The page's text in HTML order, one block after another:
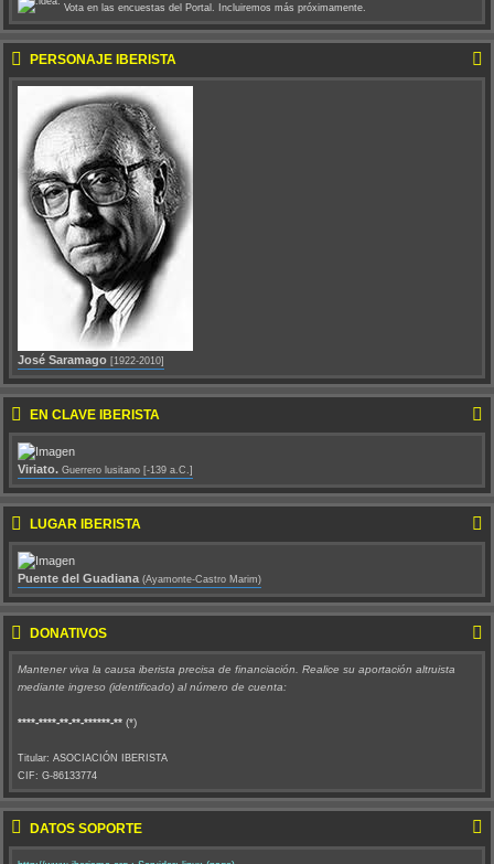
Vota en las encuestas del Portal. Incluiremos más próximamente.
PERSONAJE IBERISTA
José Saramago [1922-2010]
EN CLAVE IBERISTA
Viriato. Guerrero lusitano [-139 a.C.]
LUGAR IBERISTA
Puente del Guadiana (Ayamonte-Castro Marim)
DONATIVOS
Mantener viva la causa iberista precisa de financiación. Realice su aportación altruista
mediante ingreso (identificado) al número de cuenta:
****-****-**-**-******-** (*)
Titular: ASOCIACIÓN IBERISTA
CIF: G-86133774
DATOS SOPORTE